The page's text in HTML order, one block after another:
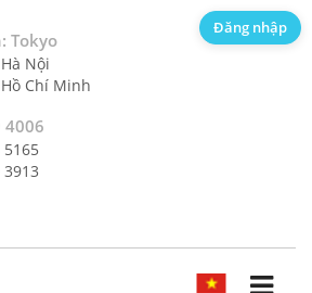
Tokyo
Nội
Chí Minh
4006
5165
3913
TIẾNG VIỆT
Đăng nhập